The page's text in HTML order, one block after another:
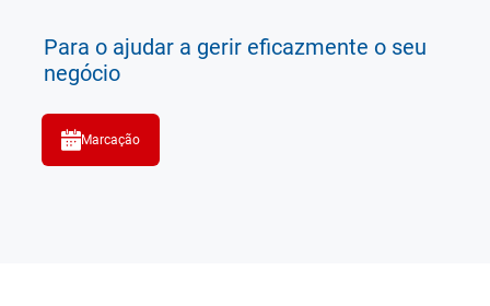
Para o ajudar a gerir eficazmente o seu
negócio
Marcação